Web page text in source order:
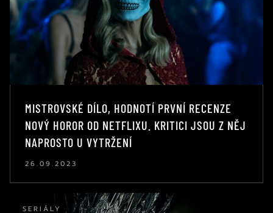
MISTROVSKÉ DÍLO, HODNOTÍ PRVNÍ RECENZE
NOVÝ HOROR OD NETFLIXU. KRITICI JSOU Z NĚJ
NAPROSTO U VYTRŽENÍ
26.09.2023
SERIÁLY